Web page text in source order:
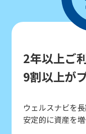
2年以上ご
9割以上が
ウェルスナビを
安定的に資産を増